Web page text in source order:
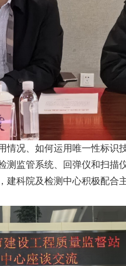
况、如何运用唯一性标识
监管系统、回弹仪和扫描
科院及检测中心积极配合